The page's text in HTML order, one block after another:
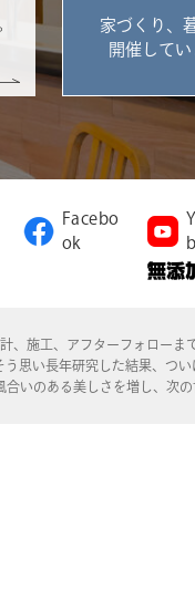
家づくり、
開催して
Facebo
ok
、施工、アフターフォロー
思い長年研究した結果、つ
いのある美しさを増し、次